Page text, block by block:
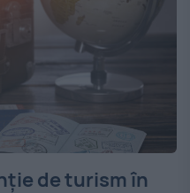
de turism în